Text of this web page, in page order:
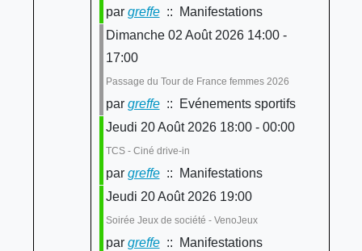
par greffe:: Manifestations
Dimanche 02 Août 2026 14:00 -
17:00
Passage du Tour de France femmes 2026
par greffe:: Evénements sportifs
Jeudi 20 Août 2026 18:00 - 00:00
TCS - Ciné drive-in
par greffe:: Manifestations
Jeudi 20 Août 2026 19:00
Soirée Jeux de société - VenoJeux
par greffe:: Manifestations